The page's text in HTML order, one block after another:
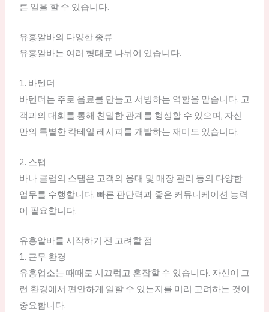
른 일을 할 수 있습니다.
유흥알바의 다양한 종류
유흥알바는 여러 형태로 나뉘어 있습니다.
1. 바텐더
바텐더는 주로 음료를 만들고 서빙하는 역할을 맡습니다. 고
객과의 대화를 통해 친밀한 관계를 형성할 수 있으며, 자신
만의 특별한 칵테일 레시피를 개발하는 재미도 있습니다.
2. 스탭
바나 클럽의 스탭은 고객의 응대 및 매장 관리 등의 다양한
업무를 수행합니다. 빠른 판단력과 좋은 커뮤니케이션 능력
이 필요합니다.
유흥알바를 시작하기 전 고려할 점
1. 근무 환경
유흥업소는 때때로 시끄럽고 혼잡할 수 있습니다. 자신이 그
런 환경에서 편안하게 일할 수 있는지를 미리 고려하는 것이
중요합니다.